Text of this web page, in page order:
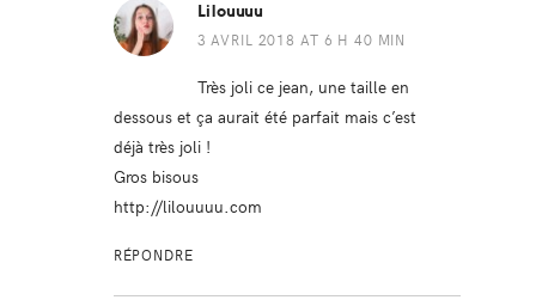
Lilouuuu
3 AVRIL 2018 AT 6 H 40 MIN
Très joli ce jean, une taille en
dessous et ça aurait été parfait mais c’est
déjà très joli !
Gros bisous
http://lilouuuu.com
RÉPONDRE